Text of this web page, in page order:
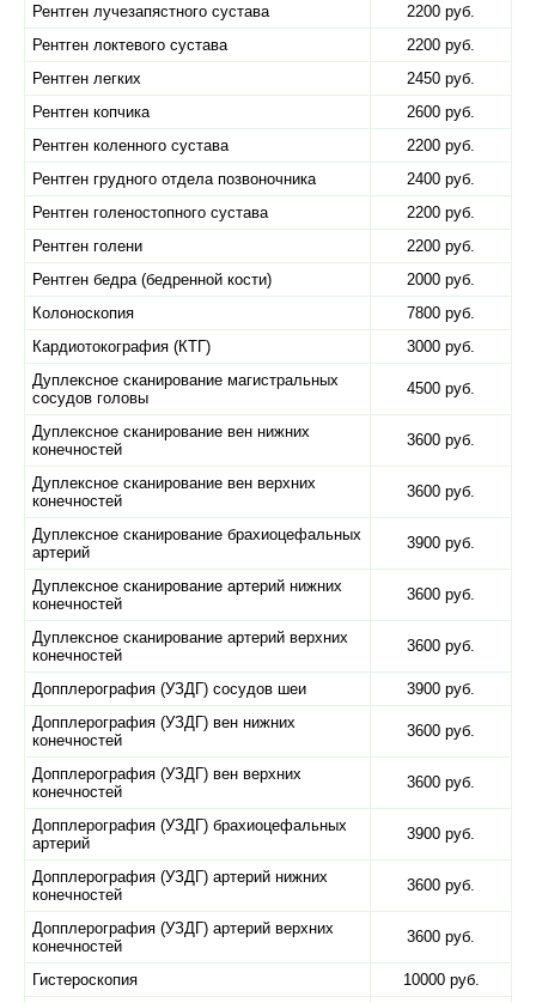
Рентген лучезапястного сустава
2200 руб.
Рентген локтевого сустава
2200 руб.
Рентген легких
2450 руб.
Рентген копчика
2600 руб.
Рентген коленного сустава
2200 руб.
Рентген грудного отдела позвоночника
2400 руб.
Рентген голеностопного сустава
2200 руб.
Рентген голени
2200 руб.
Рентген бедра (бедренной кости)
2000 руб.
Колоноскопия
7800 руб.
Кардиотокография (КТГ)
3000 руб.
Дуплексное сканирование магистральных
сосудов головы
4500 руб.
Дуплексное сканирование вен нижних
конечностей
3600 руб.
Дуплексное сканирование вен верхних
конечностей
3600 руб.
Дуплексное сканирование брахиоцефальных
артерий
3900 руб.
Дуплексное сканирование артерий нижних
конечностей
3600 руб.
Дуплексное сканирование артерий верхних
конечностей
3600 руб.
Допплерография (УЗДГ) сосудов шеи
3900 руб.
Допплерография (УЗДГ) вен нижних
конечностей
3600 руб.
Допплерография (УЗДГ) вен верхних
конечностей
3600 руб.
Допплерография (УЗДГ) брахиоцефальных
артерий
3900 руб.
Допплерография (УЗДГ) артерий нижних
конечностей
3600 руб.
Допплерография (УЗДГ) артерий верхних
конечностей
3600 руб.
Гистероскопия
10000 руб.